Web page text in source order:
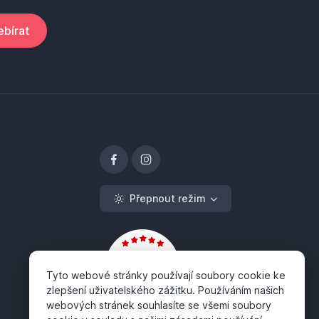
Přepnout režim
Tyto webové stránky používají soubory cookie ke
zlepšení uživatelského zážitku. Používáním našich
webových stránek souhlasíte se všemi soubory